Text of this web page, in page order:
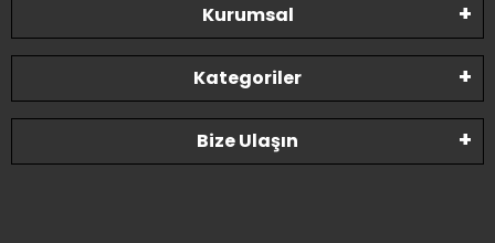
Kurumsal
Kategoriler
Bize Ulaşın